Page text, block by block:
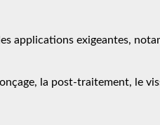
applications exigeantes,
la post-traitement, le